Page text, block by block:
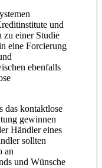
und
zu einer Studie
eine Forcierung
ebenfalls
das kontaktlose
gewinnen
Händler eines
sollten
an
und Wünsche